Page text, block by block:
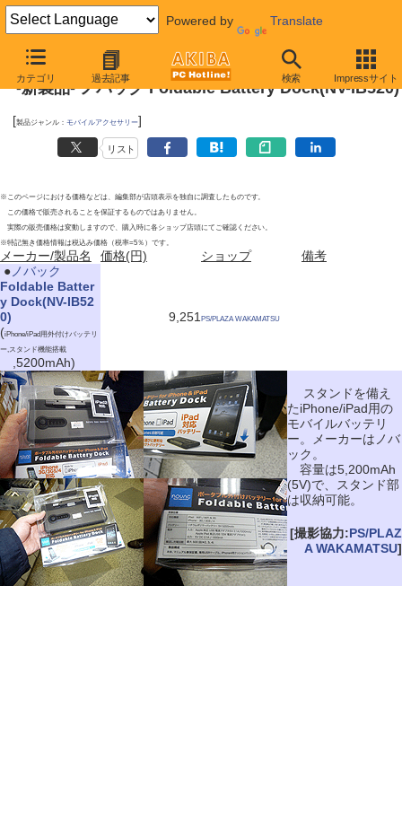
Powered by Translate
カテゴリ 過去記事 検索 Impressサイト
2011年4月23日号
-新製品- ノバック Foldable Battery Dock(NV-IB520)
[製品ジャンル： モバイルアクセサリー]
リスト
※このページにおける価格などは、編集部が店頭表示を独自に調査したものです。
この価格で販売されることを保証するものではありません。
実際の販売価格は変動しますので、購入時に各ショップ店頭にてご確認ください。
※特記無き価格情報は税込み価格（税率=5％）です。
メーカー/製品名 価格(円) ショップ
備考
● ノバック
Foldable Batter
y Dock(NV-IB52
0)
(iPhone/iPad用外付けバッテリ
ー,スタンド機能搭載
,5200mAh)
9,251 PS/PLAZA WAKAMATSU
スタンドを備え
たiPhone/iPad用の
モバイルバッテリ
ー。メーカーはノバ
ック。
容量は5,200mAh
(5V)で、スタンド部
は収納可能。
[撮影協力:PS/PLAZ
A WAKAMATSU]